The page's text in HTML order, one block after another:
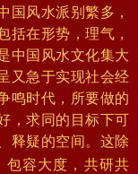
国风水派别繁多，
括在形势，理气，
中国风水文化集大
又急于实现社会经
鸣时代，所要做的
，求同的目标下可
释疑的空间。这除
包容大度，共研共